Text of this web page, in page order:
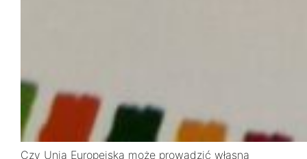
Czy Unia Europejska może prowadzić własną